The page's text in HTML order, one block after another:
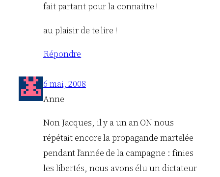
fait partant pour la connaitre !
au plaisir de te lire !
Répondre
6 mai, 2008
Anne
Non Jacques, il y a un an ON nous
répétait encore la propagande martelée
pendant l’année de la campagne : finies
les libertés, nous avons élu un dictateur